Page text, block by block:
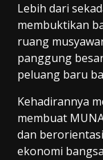
Lebih dari
membuktikan
ruang
panggung
peluang baru
Kehadirannya
membuat
dan
ekonomi